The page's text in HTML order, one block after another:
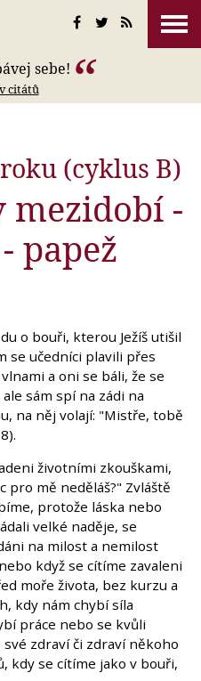
sebe!
citátů
(cyklus B)
mezidobí -
papež
o bouři, kterou Ježíš utišil
se učedníci plavili přes
a oni se báli, že se
sám spí na zádi na
na něj volají: "Mistře, tobě
životními zkouškami,
pro mě neděláš?" Zvláště
protože láska nebo
velké naděje, se
na milost a nemilost
když se cítíme zavaleni
moře života, bez kurzu a
kdy nám chybí síla
práce nebo se kvůli
zdraví či zdraví někoho
kdy se cítíme jako v bouři,